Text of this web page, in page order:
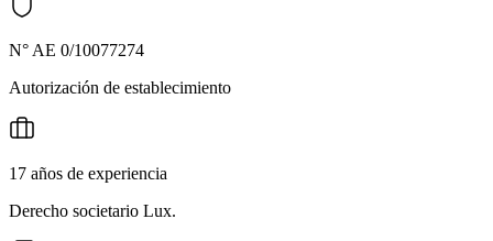
N° AE 0/10077274
Autorización de establecimiento
17 años de experiencia
Derecho societario Lux.